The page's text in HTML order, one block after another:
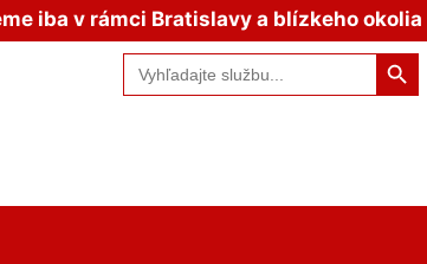
iba v rámci Bratislavy a blízkeho okolia
Search
for:
Search Button